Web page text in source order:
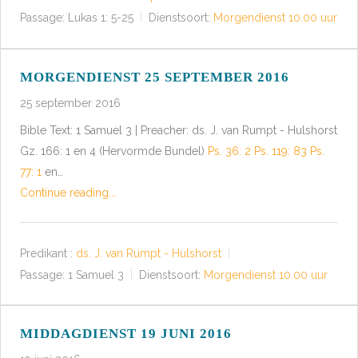
Passage: Lukas 1: 5-25 Dienstsoort: Morgendienst 10.00 uur
MORGENDIENST 25 SEPTEMBER 2016
25 september 2016
Bible Text: 1 Samuel 3 | Preacher: ds. J. van Rumpt - Hulshorst
Gz. 166: 1 en 4 (Hervormde Bundel) Ps. 36: 2 Ps. 119: 83 Ps.
77: 1 en…
Continue reading...
Predikant : ds. J. van Rumpt - Hulshorst
Passage: 1 Samuel 3 Dienstsoort: Morgendienst 10.00 uur
MIDDAGDIENST 19 JUNI 2016